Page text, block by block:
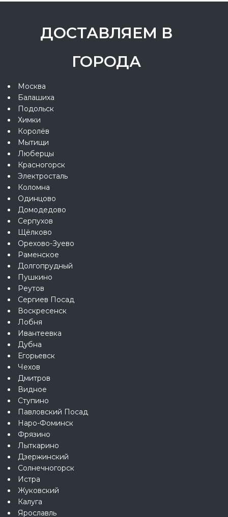
ДОСТАВЛЯЕМ В
ГОРОДА
Москва
Балашиха
Подольск
Химки
Королёв
Мытищи
Люберцы
Красногорск
Электросталь
Коломна
Одинцово
Домодедово
Серпухов
Щёлково
Орехово-Зуево
Раменское
Долгопрудный
Пушкино
Реутов
Сергиев Посад
Воскресенск
Лобня
Ивантеевка
Дубна
Егорьевск
Чехов
Дмитров
Видное
Ступино
Павловский Посад
Наро-Фоминск
Фрязино
Лыткарино
Дзержинский
Солнечногорск
Истра
Жуковский
Калуга
Ярославль